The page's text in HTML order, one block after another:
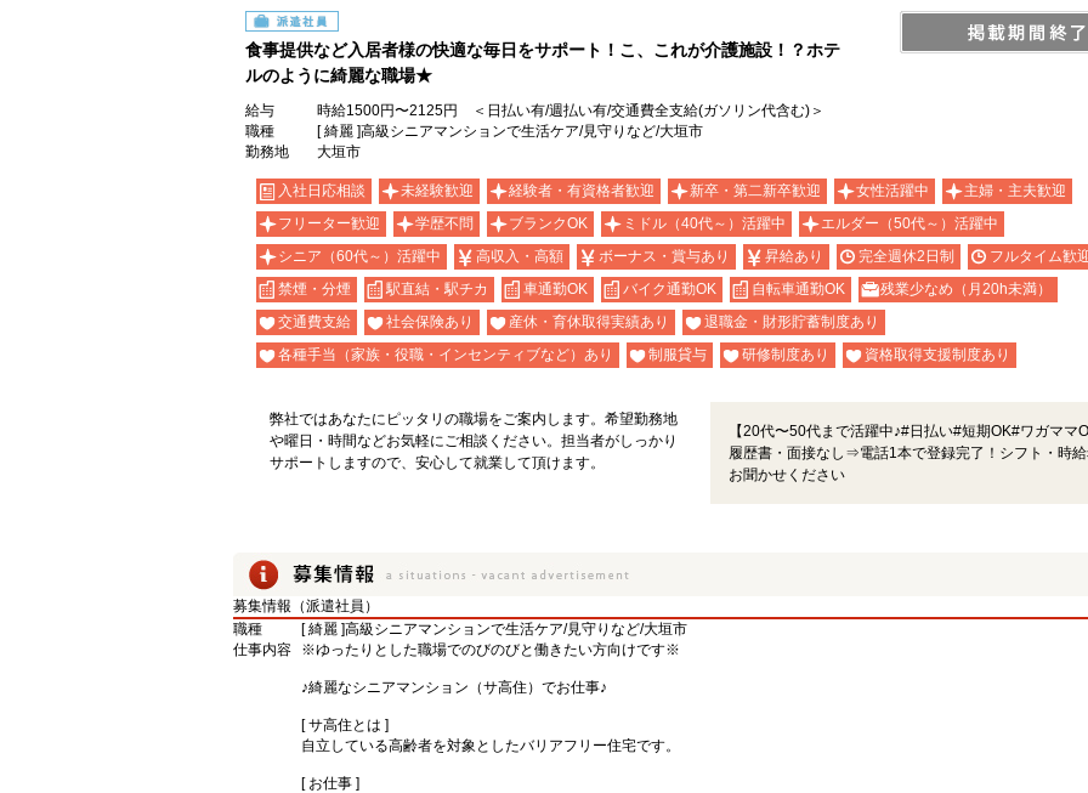
派遣社員
食事提供など入居者様の快適な毎日をサポート！こ、これが介護施設！？ホテ
ルのように綺麗な職場★
給与
時給1500円〜2125円 ＜日払い有/週払い有/交通費全支給(ガソリン代含む)＞
職種
[ 綺麗 ]高級シニアマンションで生活ケア/見守りなど/大垣市
勤務地
大垣市
入社日応相談 未経験歓迎 経験者・有資格者歓迎 新卒・第二新卒歓迎 女性活躍中
主婦・主夫歓迎
フリーター歓迎
学歴不問 ブランクOK ミドル（40代～）活躍中
エルダー（50代～）活躍中
シニア（60代～）活躍中
高収入・高額 ボーナス・賞与あり 昇給あり 完全週休2日制
フルタイム歓
禁煙・分煙
駅直結・駅チカ 車通勤OK バイク通勤OK 自転車通勤OK
残業少なめ（月20h未満）
交通費支給
社会保険あり 産休・育休取得実績あり
退職金・財形貯蓄制度あり
各種手当（家族・役職・インセンティブなど）あり
制服貸与 研修制度あり 資格取得支援制度あり
弊社ではあなたにピッタリの職場をご案内します。希望勤務地
や曜日・時間などお気軽にご相談ください。担当者がしっかり
サポートしますので、安心して就業して頂けます。
【20代〜50代まで活躍中♪#日払い#短期OK#ワガママ
履歴書・面接なし⇒電話1本で登録完了！シフト・時
お聞かせください
募集情報（派遣社員）
職種
[ 綺麗 ]高級シニアマンションで生活ケア/見守りなど/大垣市
仕事内容
※ゆったりとした職場でのびのびと働きたい方向けです※
♪綺麗なシニアマンション（サ高住）でお仕事♪
[ サ高住とは ]
自立している高齢者を対象としたバリアフリー住宅です。
[ お仕事 ]